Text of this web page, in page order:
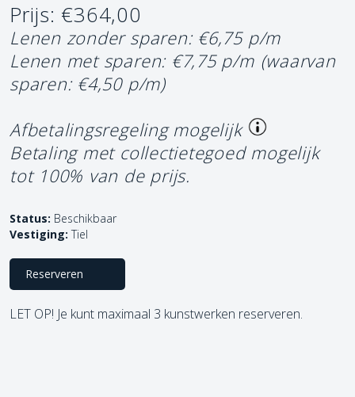
Prijs: €364,00
Lenen zonder sparen: €6,75 p/m
Lenen met sparen: €7,75 p/m (waarvan
sparen: €4,50 p/m)
Afbetalingsregeling mogelijk
Betaling met collectietegoed mogelijk
tot 100% van de prijs.
Status: Beschikbaar
Vestiging: Tiel
Reserveren
LET OP! Je kunt maximaal 3 kunstwerken reserveren.